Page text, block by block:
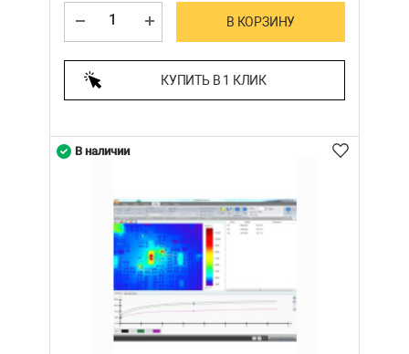
В КОРЗИНУ
КУПИТЬ В 1 КЛИК
В наличии